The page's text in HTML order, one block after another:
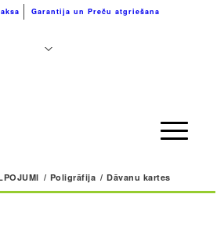
Garantija un Preču atgriešana
/ Poligrāfija / Dāvanu kartes